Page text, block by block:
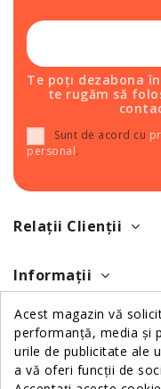
Te poți dezabona
te rugăm să
Sunt de acord cu
personal.
Relații Clienții
Informații
Despre Noi
Contactează-ne
Acest magazin vă
performanță, media și
urile de publicitate ale
a vă oferi funcții de